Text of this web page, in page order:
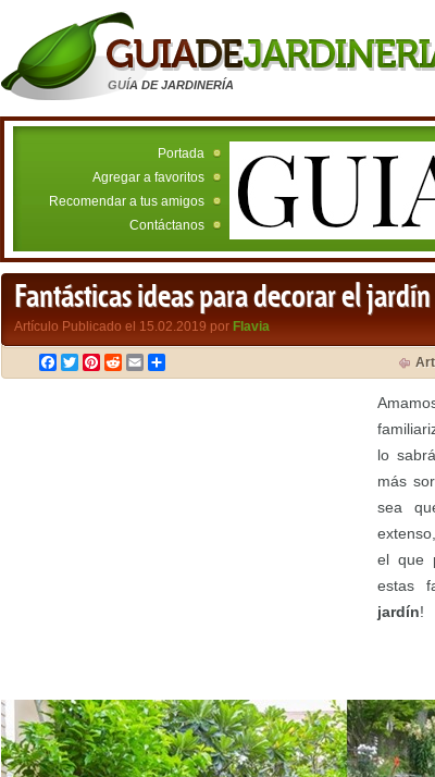
GUÍA DE JARDINERÍA
Portada
Agregar a favoritos
Recomendar a tus amigos
Contáctanos
Fantásticas ideas para decorar el jardín
Artículo Publicado el 15.02.2019 por Flavia
Facebook
TwitterPinterest
RedditEmail
lo
más
sea
el que
estas
jardín!